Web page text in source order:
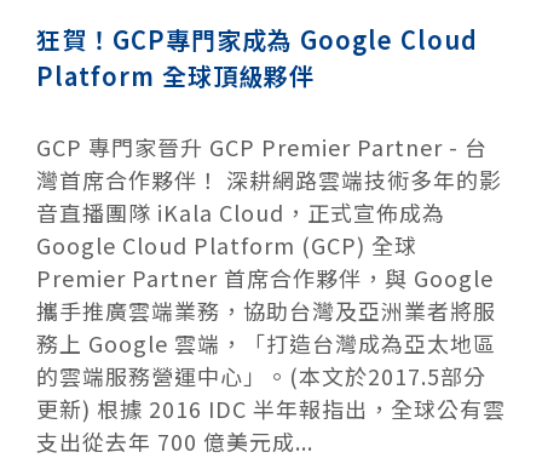
狂賀！GCP專門家成為 Google Cloud
Platform 全球頂級夥伴
GCP 專門家晉升 GCP Premier Partner - 台
灣首席合作夥伴！ 深耕網路雲端技術多年的影
音直播團隊 iKala Cloud，正式宣佈成為
Google Cloud Platform (GCP) 全球
Premier Partner 首席合作夥伴，與 Google
攜手推廣雲端業務，協助台灣及亞洲業者將服
務上 Google 雲端，「打造台灣成為亞太地區
的雲端服務營運中心」。(本文於2017.5部分
更新) 根據 2016 IDC 半年報指出，全球公有雲
支出從去年 700 億美元成...